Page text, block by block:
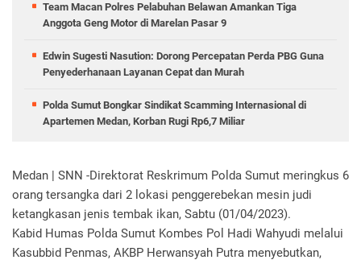
Team Macan Polres Pelabuhan Belawan Amankan Tiga
Anggota Geng Motor di Marelan Pasar 9
Edwin Sugesti Nasution: Dorong Percepatan Perda PBG Guna
Penyederhanaan Layanan Cepat dan Murah
Polda Sumut Bongkar Sindikat Scamming Internasional di
Apartemen Medan, Korban Rugi Rp6,7 Miliar
Medan | SNN -Direktorat Reskrimum Polda Sumut meringkus 6
orang tersangka dari 2 lokasi penggerebekan mesin judi
ketangkasan jenis tembak ikan, Sabtu (01/04/2023).
Kabid Humas Polda Sumut Kombes Pol Hadi Wahyudi melalui
Kasubbid Penmas, AKBP Herwansyah Putra menyebutkan,